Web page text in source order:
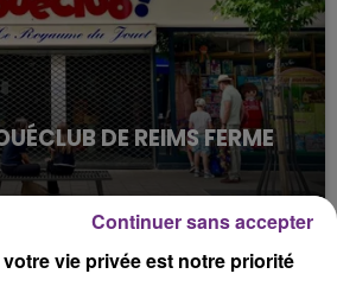
DE REIMS FERME
du centre-ville
JouéClub est contraint de
vie privée est notre priorité
Continuer sans accepter